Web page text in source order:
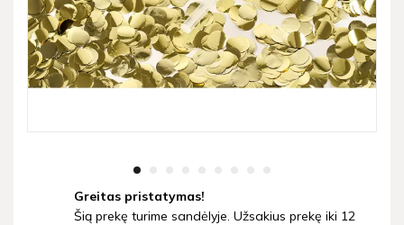
Greitas pristatymas!
Šią prekę turime sandėlyje. Užsakius prekę iki 12